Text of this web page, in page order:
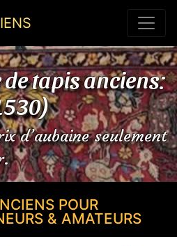
tapis anciens:
d’aubaine seulement
POUR
& AMATEURS